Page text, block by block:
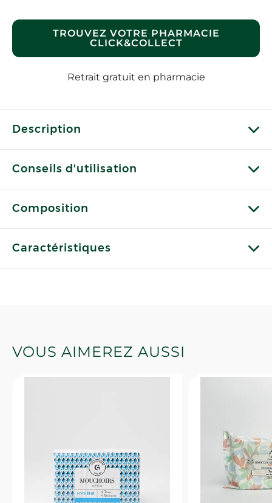
TROUVEZ VOTRE PHARMACIE
CLICK&COLLECT
Retrait gratuit en pharmacie
Description
Conseils d'utilisation
Composition
Caractéristiques
VOUS AIMEREZ AUSSI